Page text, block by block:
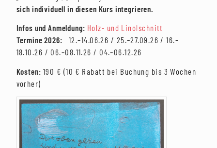
sich individuell in diesen Kurs integrieren.
Infos und Anmeldung: Holz- und Linolschnitt
Termine 2026: 12.–14.06.26 / 25.–27.09.26 / 16.–
18.10.26 / 06.–08.11.26 / 04.–06.12.26
Kosten: 190 € (10 € Rabatt bei Buchung bis 3 Wochen
vorher)